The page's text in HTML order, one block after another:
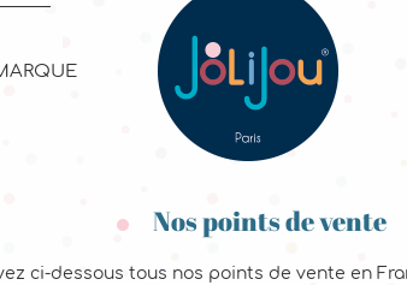
Nos points de vente
ci-dessous tous nos points de vente en